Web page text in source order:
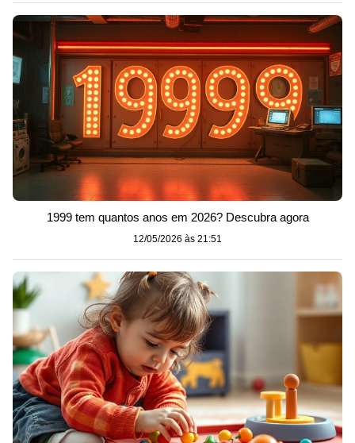
1999 tem quantos anos em 2026? Descubra agora
12/05/2026 às 21:51